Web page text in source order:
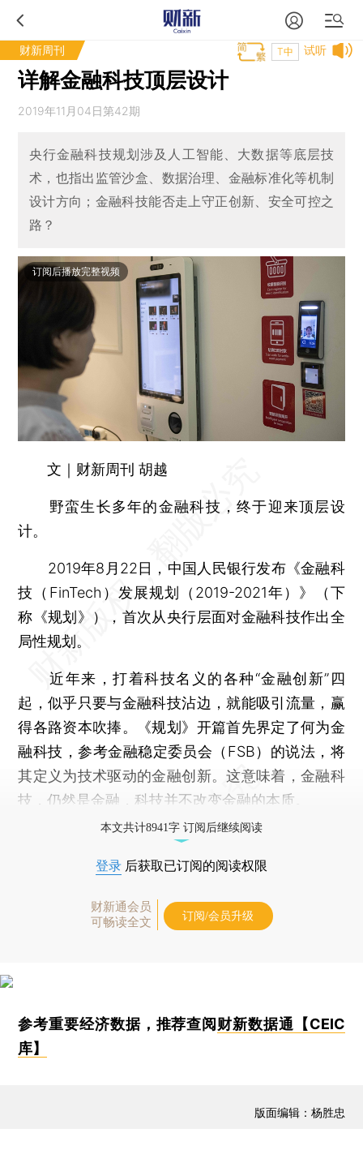
财新周刊 试听
T中
详解金融科技顶层设计
2019年11月04日第42期
央行金融科技规划涉及人工智能、大数据等底层技
术，也指出监管沙盒、数据治理、金融标准化等机制
设计方向；金融科技能否走上守正创新、安全可控之
路？
订阅后播放完整视频
文｜财新周刊 胡越
野蛮生长多年的金融科技，终于迎来顶层设
计。
2019年8月22日，中国人民银行发布《金融科
技（FinTech）发展规划（2019-2021年）》（下
称《规划》），首次从央行层面对金融科技作出全
局性规划。
近年来，打着科技名义的各种“金融创新”四
起，似乎只要与金融科技沾边，就能吸引流量，赢
得各路资本吹捧。《规划》开篇首先界定了何为金
融科技，参考金融稳定委员会（FSB）的说法，将
其定义为技术驱动的金融创新。这意味着，金融科
技，仍然是金融，科技并不改变金融的本质。
本文共计8941字 订阅后继续阅读
登录 后获取已订阅的阅读权限
财新通会员
可畅读全文
订阅/会员升级
参考重要经济数据，推荐查阅 财新数据通【CEIC
库】
版面编辑：杨胜忠